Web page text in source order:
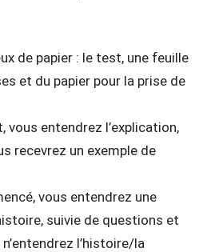
de papier : le test, une feuille
et du papier pour la prise de
vous entendrez l’explication,
recevrez un exemple de
vous entendrez une
suivie de questions et
l’histoire/la